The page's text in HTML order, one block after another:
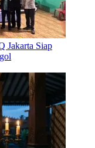
Jakarta Siap